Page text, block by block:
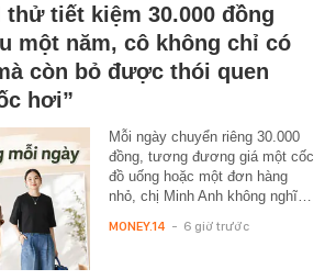
thử tiết kiệm 30.000 đồng
một năm, cô không chỉ có
còn bỏ được thói quen
hơi”
Mỗi ngày chuyển riêng 30.000
đồng, tương đương giá một cốc
đồ uống hoặc một đơn hàng
nhỏ, chị Minh Anh không nghĩ…
MONEY.14 - 6 giờ trước